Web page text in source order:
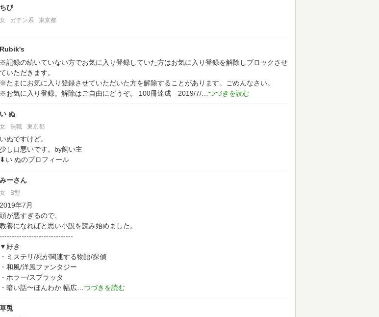
ちび
女 ガテン系 東京都
Rubik's
※記録の続いていない方でお気に入り登録していた方はお気に入り登録を解除しブロックさせ
ていただきます。
※たまにお気に入り登録させていただいた方を解除することがあります。ごめんなさい。
※お気に入り登録。解除はご自由にどうぞ。
100冊達成 2019/7/
い ぬ
女 無職 東京都
いぬですけど。
少し口悪いです。by飼い主
⬇い ぬのプロフィール
みーさん
女 B型
2019年7月
頭が悪すぎるので、
教養になればと思い小説を読み始めました。
------------------------------
▼好き
・ミステリ/死が関連する物語/探偵
・和風/洋風ファンタジー
・ホラー/スプラッタ
・暗い話〜ほんわか 幅広
草兎